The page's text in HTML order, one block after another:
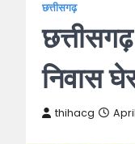
छत्तीसगढ़
निवास
thihacg